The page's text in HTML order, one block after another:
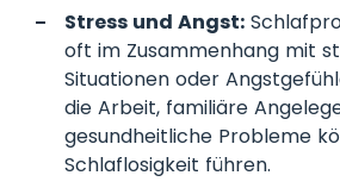
Stress und Angst:
oft im Zusammenhang mit
Situationen oder
die Arbeit, familiäre
gesundheitliche Probleme
Schlaflosigkeit führen.